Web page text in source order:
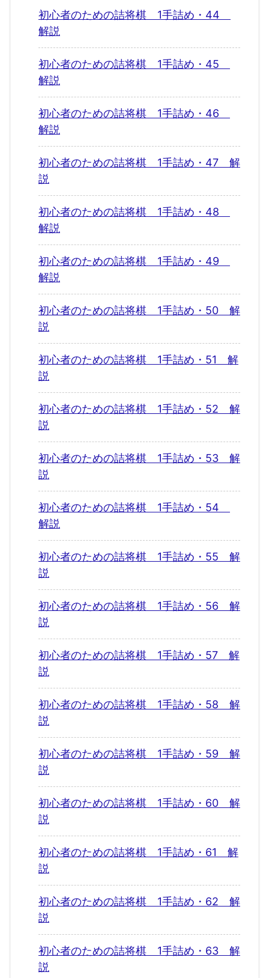
初心者のための詰将棋 1手詰め・44
解説
初心者のための詰将棋 1手詰め・45
解説
初心者のための詰将棋 1手詰め・46
解説
初心者のための詰将棋 1手詰め・47 解
説
初心者のための詰将棋 1手詰め・48
解説
初心者のための詰将棋 1手詰め・49
解説
初心者のための詰将棋 1手詰め・50 解
説
初心者のための詰将棋 1手詰め・51 解
説
初心者のための詰将棋 1手詰め・52 解
説
初心者のための詰将棋 1手詰め・53 解
説
初心者のための詰将棋 1手詰め・54
解説
初心者のための詰将棋 1手詰め・55 解
説
初心者のための詰将棋 1手詰め・56 解
説
初心者のための詰将棋 1手詰め・57 解
説
初心者のための詰将棋 1手詰め・58 解
説
初心者のための詰将棋 1手詰め・59 解
説
初心者のための詰将棋 1手詰め・60 解
説
初心者のための詰将棋 1手詰め・61 解
説
初心者のための詰将棋 1手詰め・62 解
説
初心者のための詰将棋 1手詰め・63 解
説